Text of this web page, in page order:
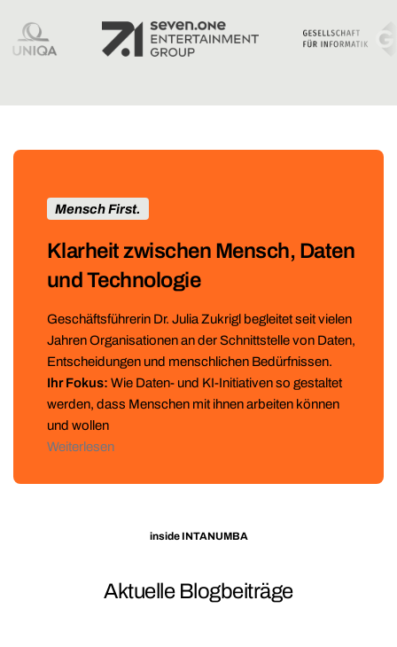
Mensch First.
Klarheit zwischen Mensch, Daten
und Technologie
Geschäftsführerin Dr. Julia Zukrigl begleitet seit vielen
Jahren Organisationen an der Schnittstelle von Daten,
Entscheidungen und menschlichen Bedürfnissen.
Ihr Fokus: Wie Daten- und KI-Initiativen so gestaltet
werden, dass Menschen mit ihnen arbeiten können
und wollen
Weiterlesen
inside INTANUMBA
Aktuelle Blogbeiträge